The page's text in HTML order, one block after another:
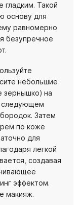
гладким. Такой
основу для
равномерно
безупречное
небольшие
зернышко) на
следующем
Затем
по коже
для
легкой
создавая
эффектом.
макияж.